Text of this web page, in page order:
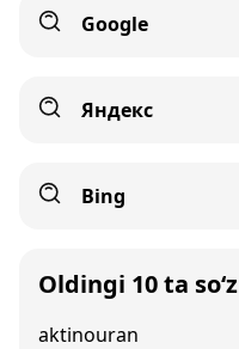
Google
Яндекс
Bing
Oldingi 10 ta so‘z
aktinouran